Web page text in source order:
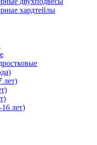
хардтейлы
лет)
лет)